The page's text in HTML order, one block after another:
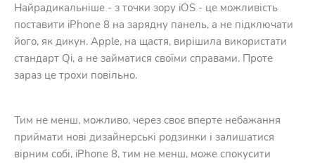
Найрадикальніше - з точки зору iOS - це можливість
поставити iPhone 8 на зарядну панель, а не підключати
його, як дикун. Apple, на щастя, вирішила використати
стандарт Qi, а не займатися своїми справами. Проте
зараз це трохи повільно.
Тим не менш, можливо, через своє вперте небажання
приймати нові дизайнерські родзинки і залишатися
вірним собі, iPhone 8, тим не менш, може спокусити